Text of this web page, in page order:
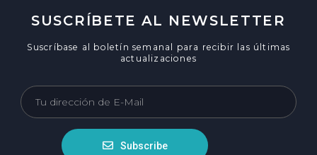
SUSCRÍBETE AL NEWSLETTER
Suscríbase al boletín semanal para recibir las últimas
actualizaciones
Subscribe